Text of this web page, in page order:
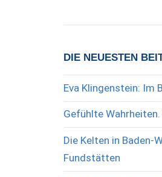
DIE NEUESTEN
Eva Klingenstein: Im
Gefühlte
Die Kelten in Baden-
Fundstätten